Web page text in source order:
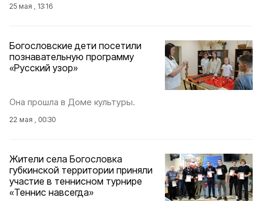
25 мая , 13:16
Богословские дети посетили
познавательную программу
«Русский узор»
Она прошла в Доме культуры.
22 мая , 00:30
Жители села Богословка
губкинской территории приняли
участие в теннисном турнире
«Теннис навсегда»